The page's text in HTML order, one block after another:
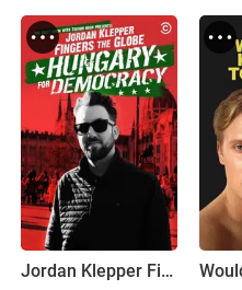
Jordan Klepper Fingers the Globe: Hungary for Democracy